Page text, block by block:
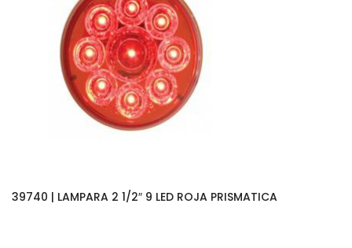
39740 | LAMPARA 2 1/2″ 9 LED ROJA PRISMATICA